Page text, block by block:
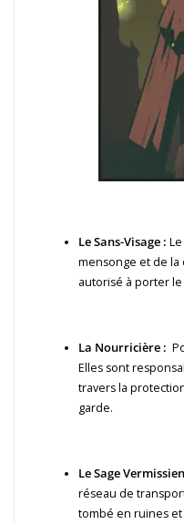
Le Sans-Visage :
mensonge et de la
autorisé à porter
La Nourricière :
Elles sont
travers la
garde.
Le Sage Vermissien
réseau de
tombé en ruines